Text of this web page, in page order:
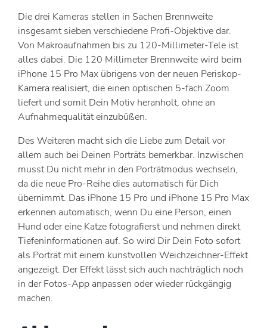
Die drei Kameras stellen in Sachen Brennweite
insgesamt sieben verschiedene Profi-Objektive dar.
Von Makroaufnahmen bis zu 120-Millimeter-Tele ist
alles dabei. Die 120 Millimeter Brennweite wird beim
iPhone 15 Pro Max übrigens von der neuen Periskop-
Kamera realisiert, die einen optischen 5-fach Zoom
liefert und somit Dein Motiv heranholt, ohne an
Aufnahmequalität einzubüßen.
Des Weiteren macht sich die Liebe zum Detail vor
allem auch bei Deinen Porträts bemerkbar. Inzwischen
musst Du nicht mehr in den Porträtmodus wechseln,
da die neue Pro-Reihe dies automatisch für Dich
übernimmt. Das iPhone 15 Pro und iPhone 15 Pro Max
erkennen automatisch, wenn Du eine Person, einen
Hund oder eine Katze fotografierst und nehmen direkt
Tiefeninformationen auf. So wird Dir Dein Foto sofort
als Porträt mit einem kunstvollen Weichzeichner-Effekt
angezeigt. Der Effekt lässt sich auch nachträglich noch
in der Fotos-App anpassen oder wieder rückgängig
machen.